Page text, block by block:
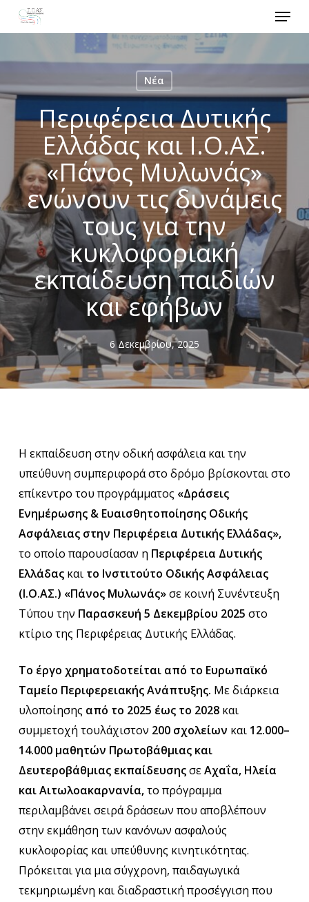
Skip
Menu
Νέα
Περιφέρεια Δυτικής
Ελλάδας και Ι.Ο.ΑΣ.
«Πάνος Μυλωνάς»
ενώνουν τις δυνάμεις
τους για την
κυκλοφοριακή
εκπαίδευση παιδιών
και εφήβων
6 Δεκεμβρίου, 2025
Η εκπαίδευση στην οδική ασφάλεια και την
υπεύθυνη συμπεριφορά στο δρόμο βρίσκονται στο
επίκεντρο του προγράμματος «Δράσεις
Ενημέρωσης & Ευαισθητοποίησης Οδικής
Ασφάλειας στην Περιφέρεια Δυτικής Ελλάδας»,
το οποίο παρουσίασαν η Περιφέρεια Δυτικής
Ελλάδας και το Ινστιτούτο Οδικής Ασφάλειας
(Ι.Ο.ΑΣ.) «Πάνος Μυλωνάς»σε κοινή Συνέντευξη
Τύπου την Παρασκευή 5 Δεκεμβρίου 2025 στο
κτίριο της Περιφέρειας Δυτικής Ελλάδας.
Το έργο χρηματοδοτείται από το Ευρωπαϊκό
Ταμείο Περιφερειακής Ανάπτυξης. Με διάρκεια
υλοποίησης από το 2025 έως το 2028και
συμμετοχή τουλάχιστον 200 σχολείων και 12.000–
14.000 μαθητών Πρωτοβάθμιας και
Δευτεροβάθμιας εκπαίδευσηςσεΑχαΐα, Ηλεία
και Αιτωλοακαρνανία,το πρόγραμμα
περιλαμβάνει σειρά δράσεων που αποβλέπουν
στην εκμάθηση των κανόνων ασφαλούς
κυκλοφορίας και υπεύθυνης κινητικότητας.
Πρόκειται για μια σύγχρονη, παιδαγωγικά
τεκμηριωμένη και διαδραστική προσέγγιση που
Menu